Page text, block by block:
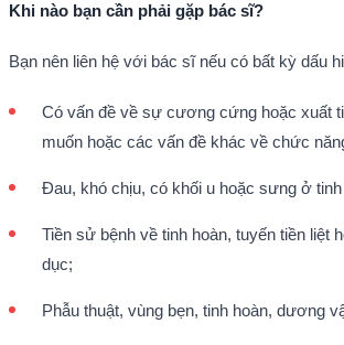
Khi nào bạn cần phải gặp bác sĩ?
Bạn nên liên hệ với bác sĩ nếu có bất kỳ dấu
Có vấn đề về sự cương cứng hoặc xuất
muốn hoặc các vấn đề khác về chức
Đau, khó chịu, có khối u hoặc sưng ở tinh
Tiền sử bệnh về tinh hoàn, tuyến tiền liệt
dục;
Phẫu thuật, vùng bẹn, tinh hoàn, dương